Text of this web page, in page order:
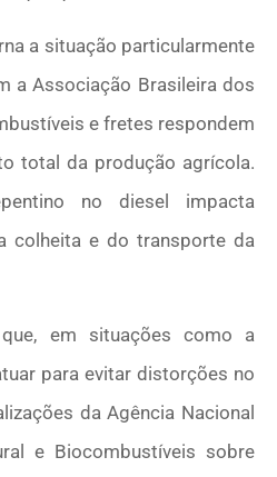
a situação particularmente
aAssociação Brasileira dos
e fretes respondem
total da produção agrícola.
no diesel impacta
colheita e do transporte da
que, em situações como a
para evitar distorções no
daAgência Nacional
e Biocombustíveis sobre